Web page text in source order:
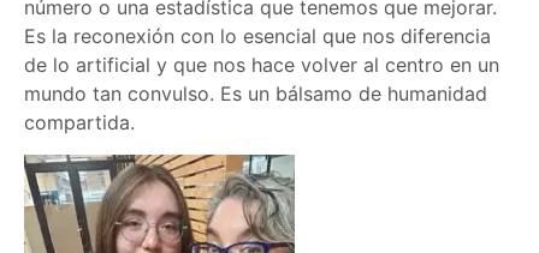
número o una estadística que tenemos que mejorar.
Es la reconexión con lo esencial que nos diferencia
de lo artificial y que nos hace volver al centro en un
mundo tan convulso. Es un bálsamo de humanidad
compartida.